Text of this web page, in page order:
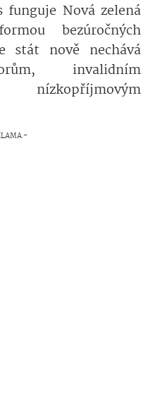
Nová zelená
bezúročných
stát nově nechává
invalidním